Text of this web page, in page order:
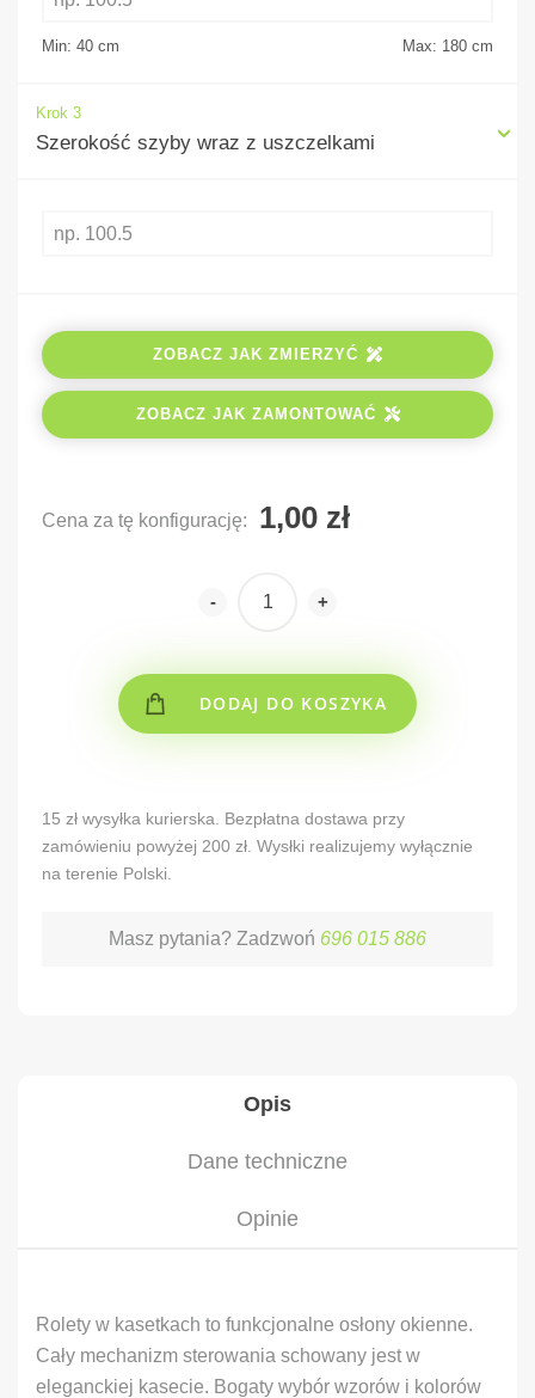
Min: 40 cm Max: 180 cm
Krok 3
Szerokość szyby wraz z uszczelkami
ZOBACZ JAK ZMIERZYĆ
ZOBACZ JAK ZAMONTOWAĆ
Cena za tę konfigurację:
- +
DODAJ DO KOSZYKA
15 zł wysyłka kurierska. Bezpłatna dostawa przy
zamówieniu powyżej 200 zł. Wysłki realizujemy wyłącznie
na terenie Polski.
Masz pytania? Zadzwoń 696 015 886
Opis
Dane techniczne
Opinie
Rolety w kasetkach to funkcjonalne osłony okienne.
Cały mechanizm sterowania schowany jest w
eleganckiej kasecie. Bogaty wybór wzorów i kolorów